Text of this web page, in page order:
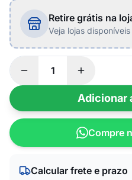
Retire grátis na
Veja lojas
Adicionar
Compre
Calcular frete e prazo